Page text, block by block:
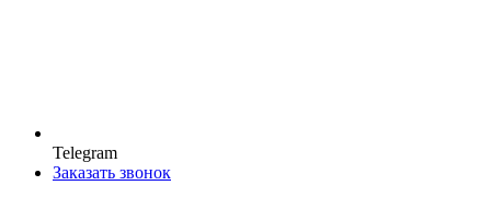
Telegram
Заказать звонок